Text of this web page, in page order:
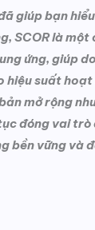
giúp bạn
SCOR là
ứng, giúp
hiệu suất
mở rộng
đóng vai
bền vững và